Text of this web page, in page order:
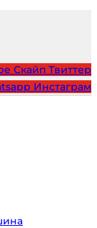
Скайп Твиттер
Инстаграм